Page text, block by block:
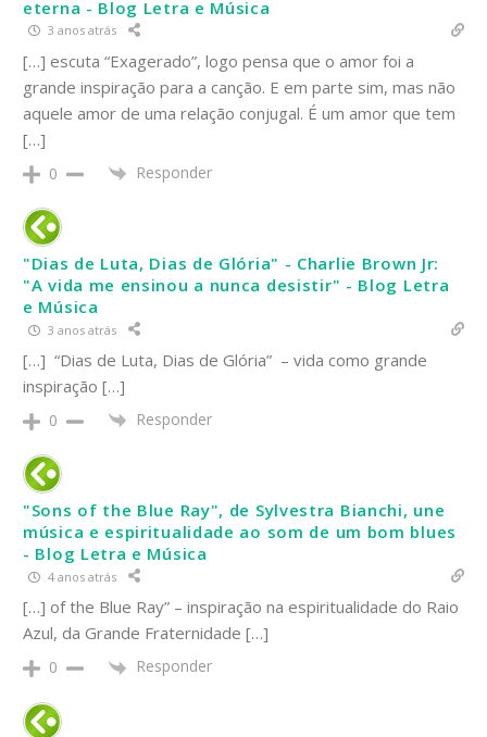
eterna - Blog Letra e Música
3 anos atrás
[…] escuta “Exagerado”, logo pensa que o amor foi a
grande inspiração para a canção. E em parte sim, mas não
aquele amor de uma relação conjugal. É um amor que tem
[…]
0 Responder
"Dias de Luta, Dias de Glória" - Charlie Brown Jr:
"A vida me ensinou a nunca desistir" - Blog Letra
e Música
3 anos atrás
[…] “Dias de Luta, Dias de Glória” – vida como grande
inspiração […]
0 Responder
"Sons of the Blue Ray", de Sylvestra Bianchi, une
música e espiritualidade ao som de um bom blues
- Blog Letra e Música
4 anos atrás
[…] of the Blue Ray” – inspiração na espiritualidade do Raio
Azul, da Grande Fraternidade […]
0 Responder